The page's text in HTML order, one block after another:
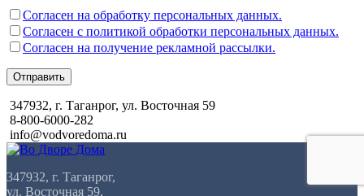
Согласен на обработку персональных данных.
Согласен с политикой обработки персональных данных.
Согласен на получение рекламной рассылки.
Отправить
347932, г. Таганрог, ул. Восточная 59
8-800-6000-282
info@vodvoredoma.ru
347932, г. Таганрог,
ул. Восточная 59,